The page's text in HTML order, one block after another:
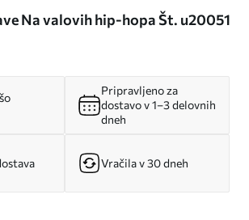
Na valovih hip-hopa Št. u20051
Pripravljeno za
dostavo v 1–3 delovnih
dneh
Vračila v 30 dneh